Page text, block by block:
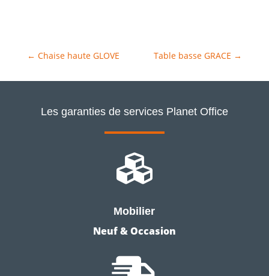
← Chaise haute GLOVE Table basse GRACE →
Les garanties de services Planet Office

Mobilier
Neuf & Occasion